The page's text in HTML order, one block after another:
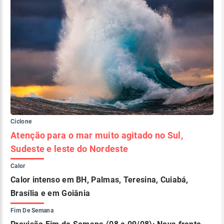
Ciclone
Atenção para o mar muito agitado no Sul,
Sudeste e leste do Nordeste
Calor
Calor intenso em BH, Palmas, Teresina, Cuiabá,
Brasília e em Goiânia
Fim De Semana